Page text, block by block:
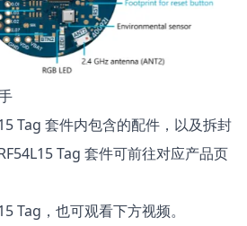
Tag 套件内包含的配件，以及拆封
Tag 套件可前往对应产品页
Tag，也可观看下方视频。